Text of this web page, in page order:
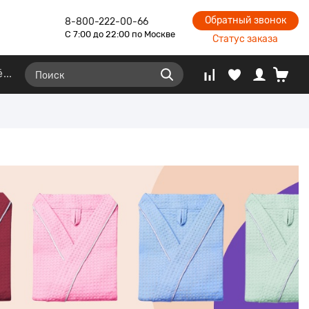
8-800-222-00-66
С 7:00 до 22:00 по Москве
Обратный звонок
Статус заказа